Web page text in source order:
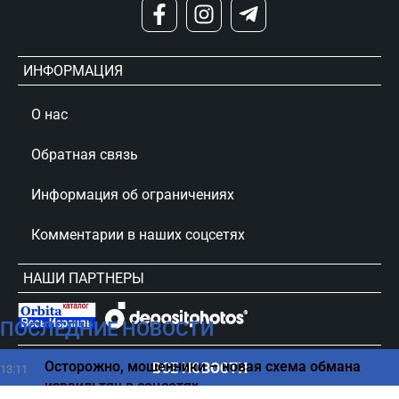
ПОСЛЕДНИЕ НОВОСТИ
13:11
Осторожно, мошенники – новая схема обмана
израильтян в соцсетях
ВСЕ НОВОСТИ
ИНФОРМАЦИЯ
О нас
Обратная связь
Информация об ограничениях
Комментарии в наших соцсетях
НАШИ ПАРТНЕРЫ
сursorinfo.co.il © Все права защищены